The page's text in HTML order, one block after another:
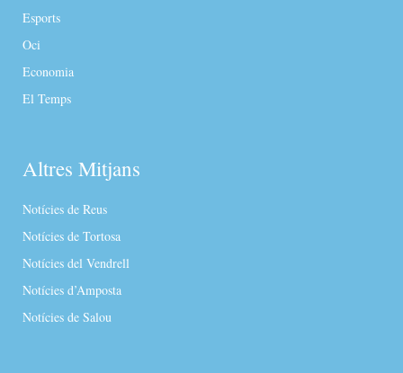
Esports
Oci
Economia
El Temps
Altres Mitjans
Notícies de Reus
Notícies de Tortosa
Notícies del Vendrell
Notícies d’Amposta
Notícies de Salou